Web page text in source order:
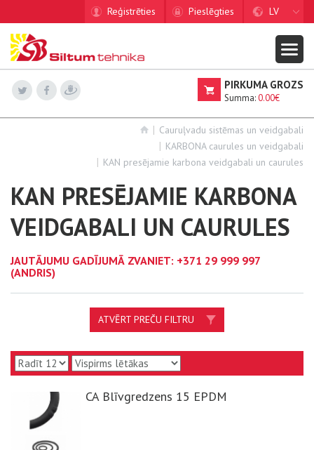
Reģistrēties Pieslēgties LV
PIRKUMA GROZS
Summa:0.00€
Cauruļvadu sistēmas un veidgabali
KARBONA caurules un veidgabali
KAN presējamie karbona veidgabali un caurules
KAN PRESĒJAMIE KARBONA
VEIDGABALI UN CAURULES
JAUTĀJUMU GADĪJUMĀ ZVANIET: +371 29 999 997
(ANDRIS)
ATVĒRT PREČU FILTRU
CA Blīvgredzens 15 EPDM